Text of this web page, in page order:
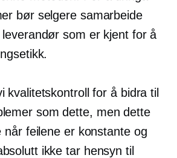
bør selgere samarbeide
som er kjent for å
kvalitetskontroll for å bidra til
som dette, men dette
når feilene er konstante og
ikke tar hensyn til